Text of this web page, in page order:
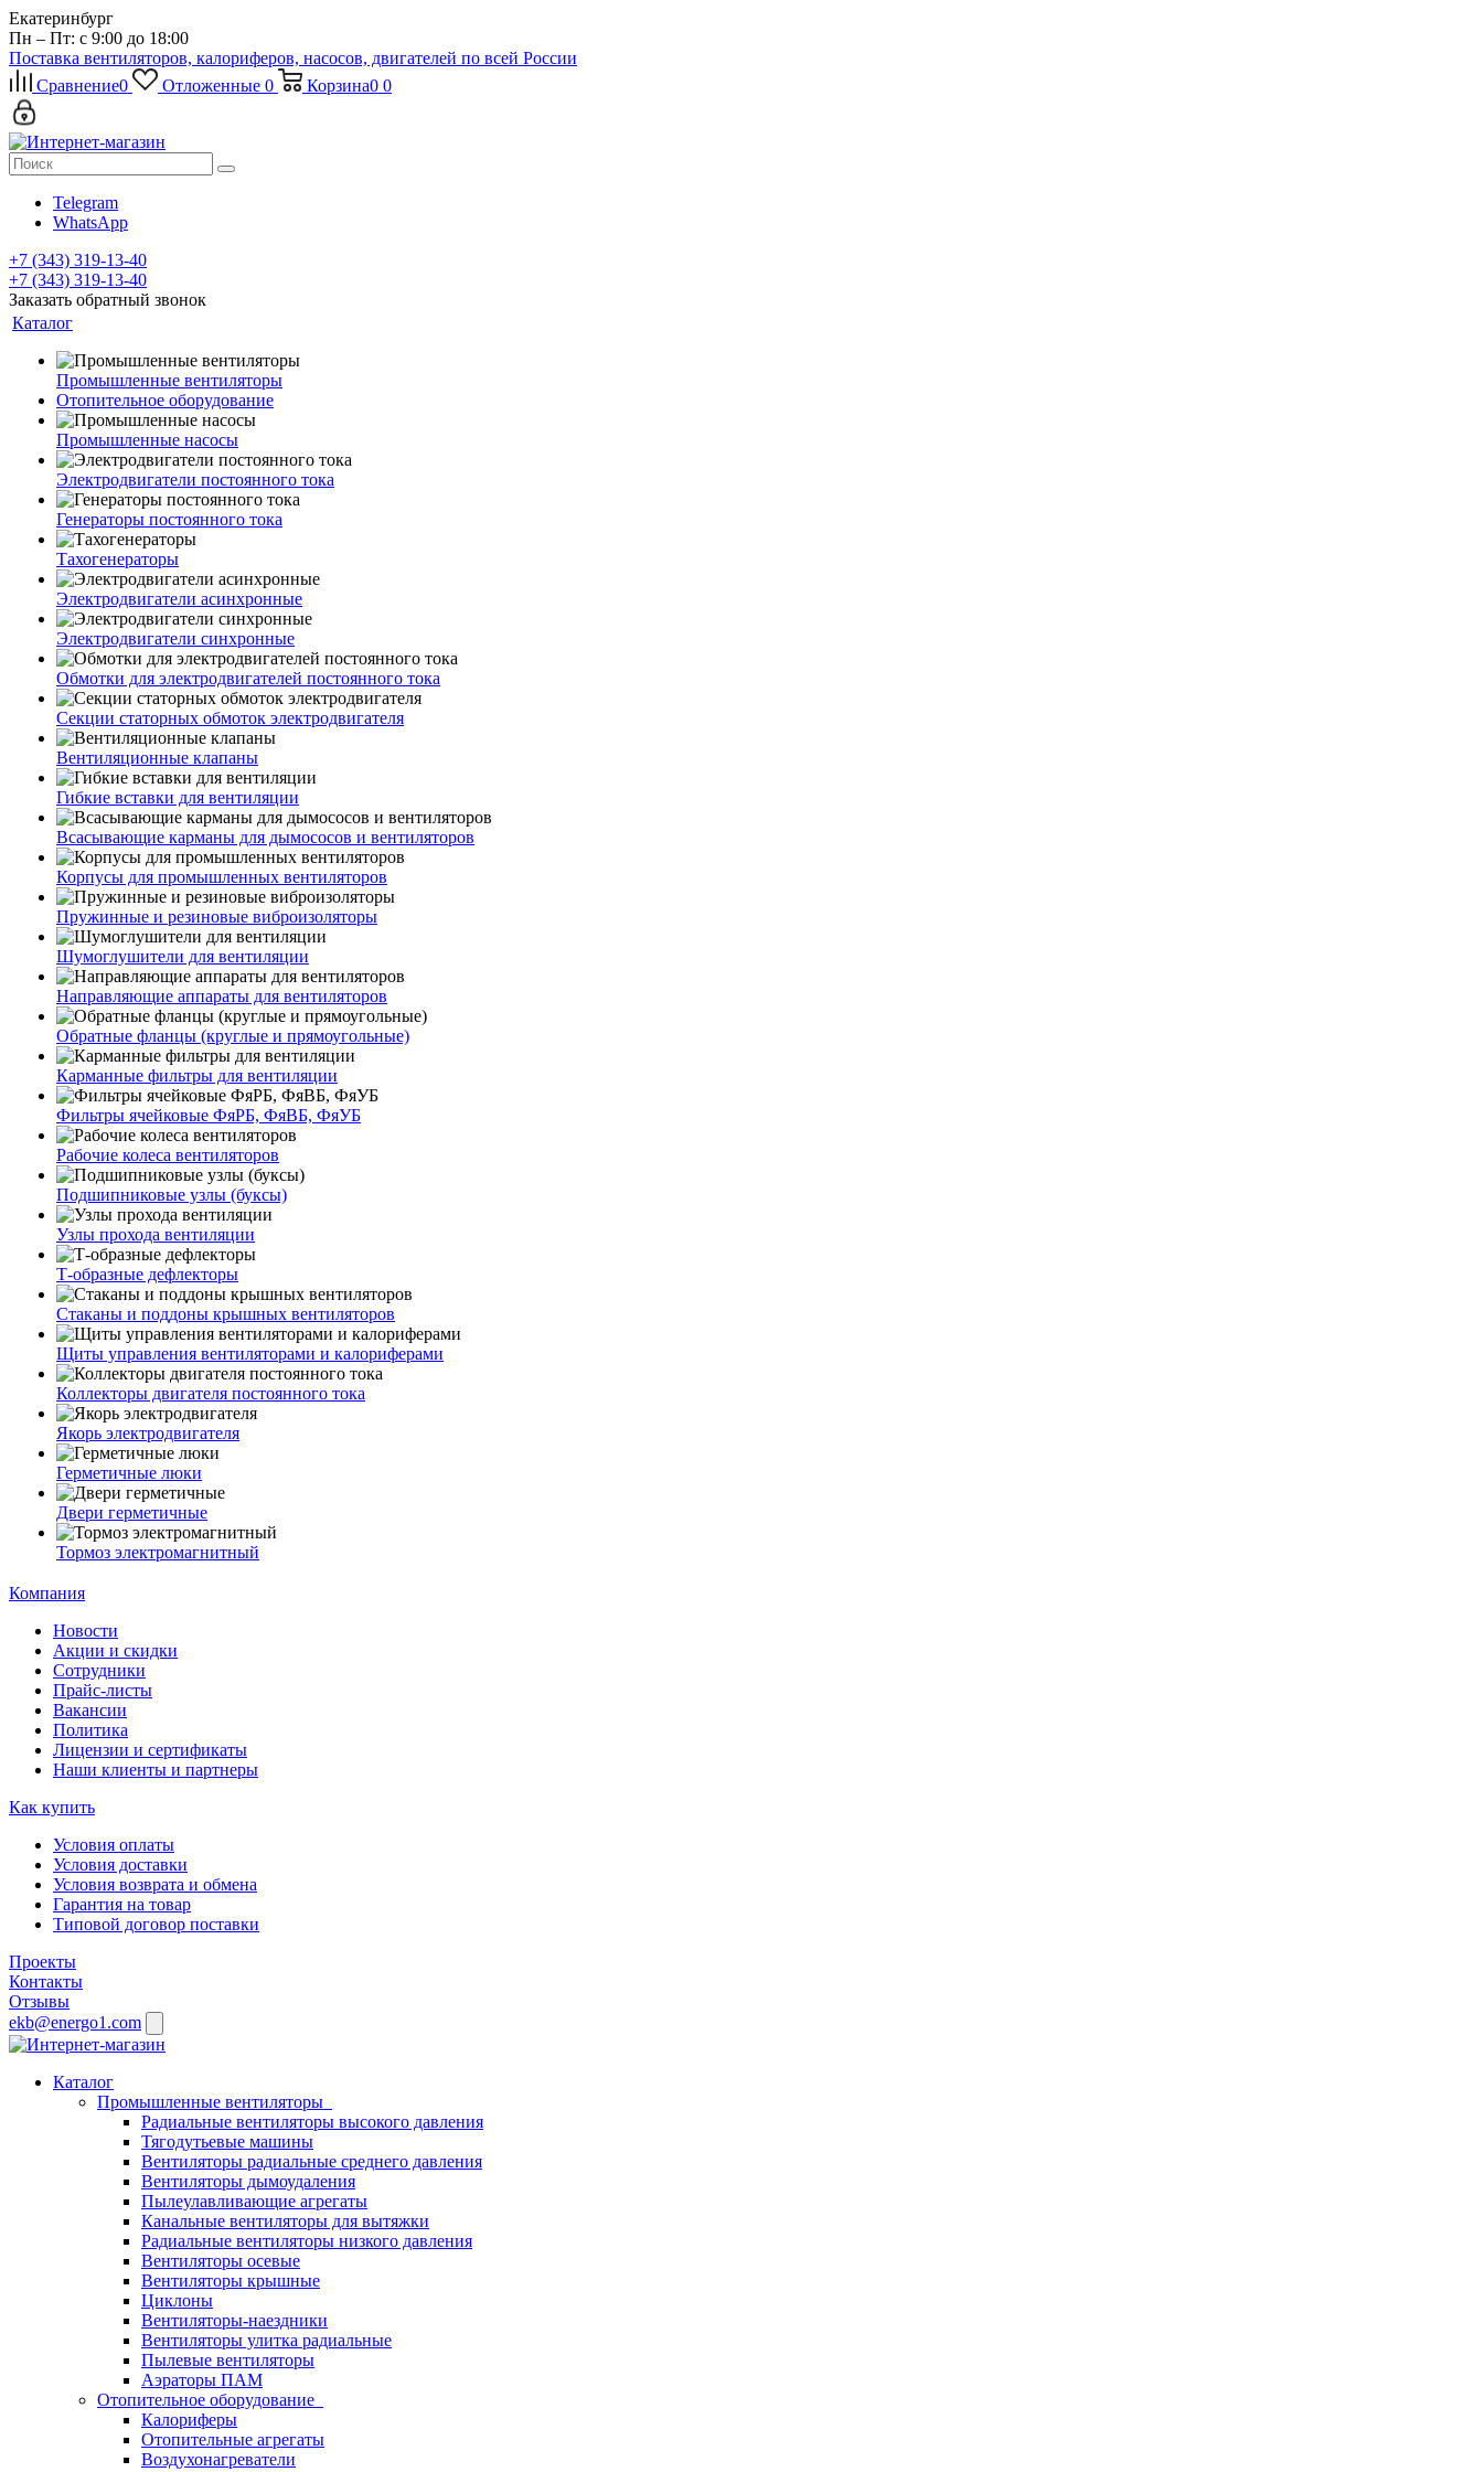
Екатеринбург
Пн – Пт: с 9:00 до 18:00
Поставка вентиляторов, калориферов, насосов, двигателей по всей России
Сравнение0 Отложенные 0 Корзина0 0
Telegram
WhatsApp
+7 (343) 319-13-40
+7 (343) 319-13-40
Заказать обратный звонок
Каталог
Промышленные вентиляторы
Отопительное оборудование
Промышленные насосы
Электродвигатели постоянного тока
Генераторы постоянного тока
Тахогенераторы
Электродвигатели асинхронные
Электродвигатели синхронные
Обмотки для электродвигателей постоянного тока
Секции статорных обмоток электродвигателя
Вентиляционные клапаны
Гибкие вставки для вентиляции
Всасывающие карманы для дымососов и вентиляторов
Корпусы для промышленных вентиляторов
Пружинные и резиновые виброизоляторы
Шумоглушители для вентиляции
Направляющие аппараты для вентиляторов
Обратные фланцы (круглые и прямоугольные)
Карманные фильтры для вентиляции
Фильтры ячейковые ФяРБ, ФяВБ, ФяУБ
Рабочие колеса вентиляторов
Подшипниковые узлы (буксы)
Узлы прохода вентиляции
Т-образные дефлекторы
Стаканы и поддоны крышных вентиляторов
Щиты управления вентиляторами и калориферами
Коллекторы двигателя постоянного тока
Якорь электродвигателя
Герметичные люки
Двери герметичные
Тормоз электромагнитный
Компания
Новости
Акции и скидки
Сотрудники
Прайс-листы
Вакансии
Политика
Лицензии и сертификаты
Наши клиенты и партнеры
Как купить
Условия оплаты
Условия доставки
Условия возврата и обмена
Гарантия на товар
Типовой договор поставки
Проекты
Контакты
Отзывы
ekb@energo1.com
Каталог
Промышленные вентиляторы
Радиальные вентиляторы высокого давления
Тягодутьевые машины
Вентиляторы радиальные среднего давления
Вентиляторы дымоудаления
Пылеулавливающие агрегаты
Канальные вентиляторы для вытяжки
Радиальные вентиляторы низкого давления
Вентиляторы осевые
Вентиляторы крышные
Циклоны
Вентиляторы-наездники
Вентиляторы улитка радиальные
Пылевые вентиляторы
Аэраторы ПАМ
Отопительное оборудование
Калориферы
Отопительные агрегаты
Воздухонагреватели